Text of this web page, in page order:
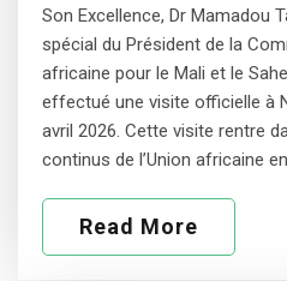
Son Excellence, Dr Mamadou
spécial du Président de la
africaine pour le Mali et le
effectué une visite officielle à
avril 2026. Cette visite rentre
continus de l’Union africaine
Read More